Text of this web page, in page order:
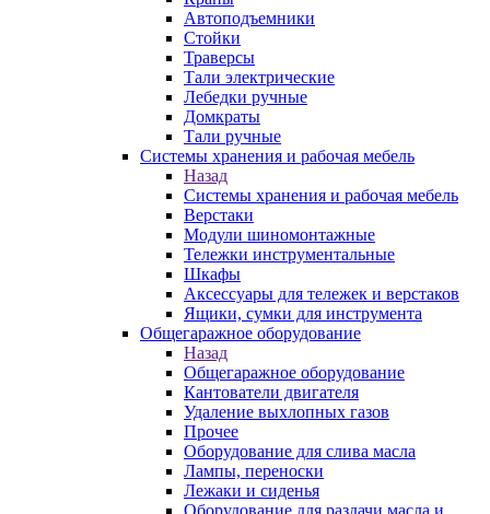
Автоподъемники
Стойки
Траверсы
Тали электрические
Лебедки ручные
Домкраты
Тали ручные
Системы хранения и рабочая мебель
Назад
Системы хранения и рабочая мебель
Верстаки
Модули шиномонтажные
Тележки инструментальные
Шкафы
Аксессуары для тележек и верстаков
Ящики, сумки для инструмента
Общегаражное оборудование
Назад
Общегаражное оборудование
Кантователи двигателя
Удаление выхлопных газов
Прочее
Оборудование для слива масла
Лампы, переноски
Лежаки и сиденья
Оборудование для раздачи масла и